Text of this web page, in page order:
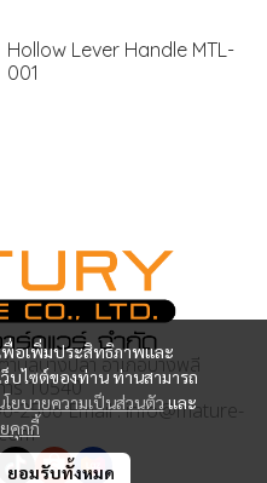
Hollow Lever Handle MTL-
001
พื่อเพิ่มประสิทธิภาพและ
บไซต์ของท่าน ท่านสามารถ
ยบายความเป็นส่วนตัว และ
คุกกี้
ยอมรับทั้งหมด
บลบางปลา อำเภอบางพลี
ร 10540
2506 Email : info@mature-